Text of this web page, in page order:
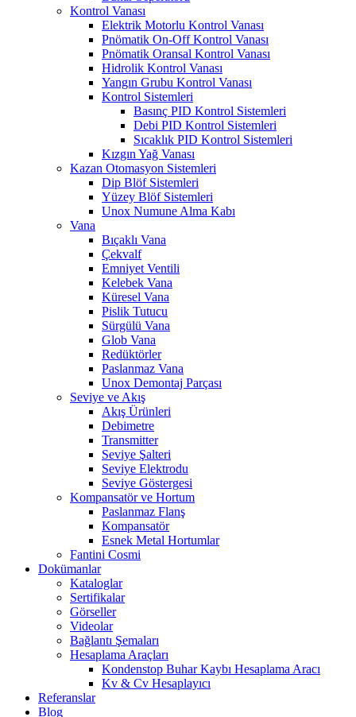
Kontrol Vanası
Elektrik Motorlu Kontrol Vanası
Pnömatik On-Off Kontrol Vanası
Pnömatik Oransal Kontrol Vanası
Hidrolik Kontrol Vanası
Yangın Grubu Kontrol Vanası
Kontrol Sistemleri
Basınç PID Kontrol Sistemleri
Debi PID Kontrol Sistemleri
Sıcaklık PID Kontrol Sistemleri
Kızgın Yağ Vanası
Kazan Otomasyon Sistemleri
Dip Blöf Sistemleri
Yüzey Blöf Sistemleri
Unox Numune Alma Kabı
Vana
Bıçaklı Vana
Çekvalf
Emniyet Ventili
Kelebek Vana
Küresel Vana
Pislik Tutucu
Sürgülü Vana
Glob Vana
Redüktörler
Paslanmaz Vana
Unox Demontaj Parçası
Seviye ve Akış
Akış Ürünleri
Debimetre
Transmitter
Seviye Şalteri
Seviye Elektrodu
Seviye Göstergesi
Kompansatör ve Hortum
Paslanmaz Flanş
Kompansatör
Esnek Metal Hortumlar
Fantini Cosmi
Dokümanlar
Kataloglar
Sertifikalar
Görseller
Videolar
Bağlantı Şemaları
Hesaplama Araçları
Kondenstop Buhar Kaybı Hesaplama Aracı
Kv & Cv Hesaplayıcı
Referanslar
Blog